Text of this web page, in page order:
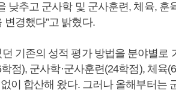
낮추고 군사학 및 군사훈련, 체육, 훈
경했다”고 밝혔다.
기존의 성적 평가 방법을 분야별로
점), 군사학·군사훈련(24학점), 체육
이 합산해 왔다. 그러나 올해부터는